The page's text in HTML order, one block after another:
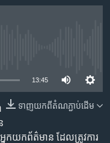
13:45
ទាញ​យក​ពី​តំណភ្ជាប់​ដើម
ក​យក​ព័ត៌មាន ដែល​ត្រូវការ​